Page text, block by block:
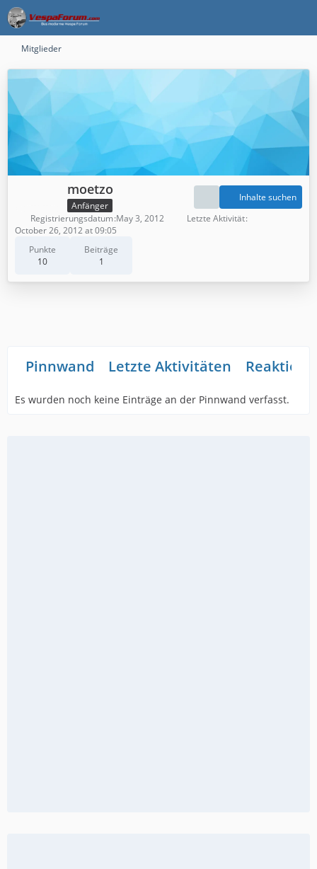
Mitglieder
moetzo
Anfänger
Punkte
10
Beiträge
1
Inhalte suchen
Registrierungsdatum May 3, 2012
Letzte Aktivität
October 26, 2012 at 09:05
Pinnwand Letzte Aktivitäten
Es wurden noch keine Einträge an der Pinnwand verfasst.